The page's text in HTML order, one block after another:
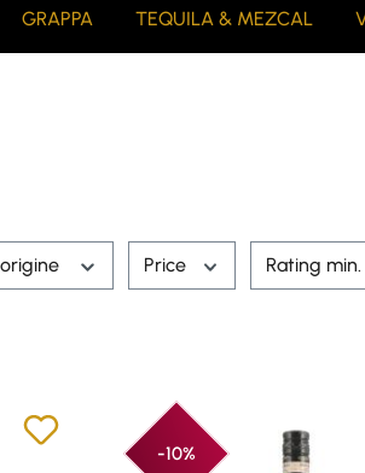
GRAPPA TEQUILA & MEZCAL
Price Rating min.
-10%